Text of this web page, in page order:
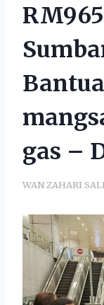
gas –
WAN ZAHARI